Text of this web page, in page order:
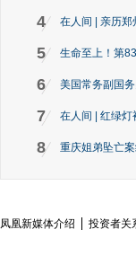
4 在人间 | 亲历
5 生命至上！第
6 美国常务副国
7 在人间 | 红绿
8 重庆姐弟坠亡
凤凰新媒体介绍 投资者关